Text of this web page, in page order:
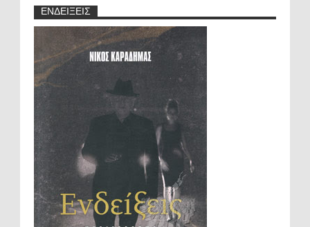
ΕΝΔΕΙΞΕΙΣ